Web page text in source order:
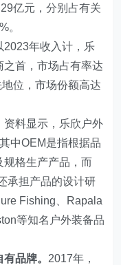
亿元，分别占有关
。
2023年收入计，乐
首，市场占有率达
位，市场份额高达
资料显示，乐欣户外
中OEM是指根据品
规格生产产品，而
承担产品的设计研
Fishing、Rapala
等知名户外装备品
品牌。 2017年，